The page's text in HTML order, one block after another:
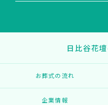
日比谷花
お葬式の流れ
企業情報